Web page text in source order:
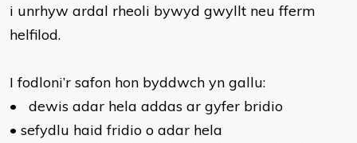
i unrhyw ardal rheoli bywyd gwyllt neu fferm
helfilod.
I fodloni’r safon hon byddwch yn gallu:
•
dewis adar hela addas ar gyfer bridio
• sefydlu haid fridio o adar hela